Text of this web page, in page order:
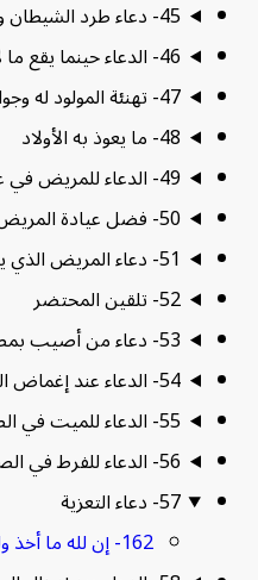
45- دعاء طرد الشيطان ووساوسه
46- الدعاء حينما يقع ما لا يرضاه
47- تهنئة المولود له وجوابه
48- ما يعوذ به الأولاد
49- الدعاء للمريض في عيادته
50- فضل عيادة المريض
51- دعاء المريض الذي يئس من حياته
52- تلقين المحتضر
53- دعاء من أصيب بمصيبة
54- الدعاء عند إغماض الميت
55- الدعاء للميت في الصلاة عليه
56- الدعاء للفرط في الصلاة عليه
57- دعاء التعزية
162- إن لله ما أخذ وله ما أعطى